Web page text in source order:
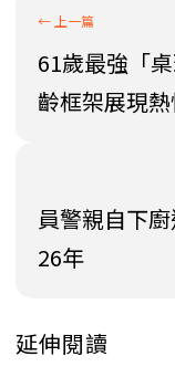
61歲最強「
齡框架展現
員警親自下
26年
延伸閱讀